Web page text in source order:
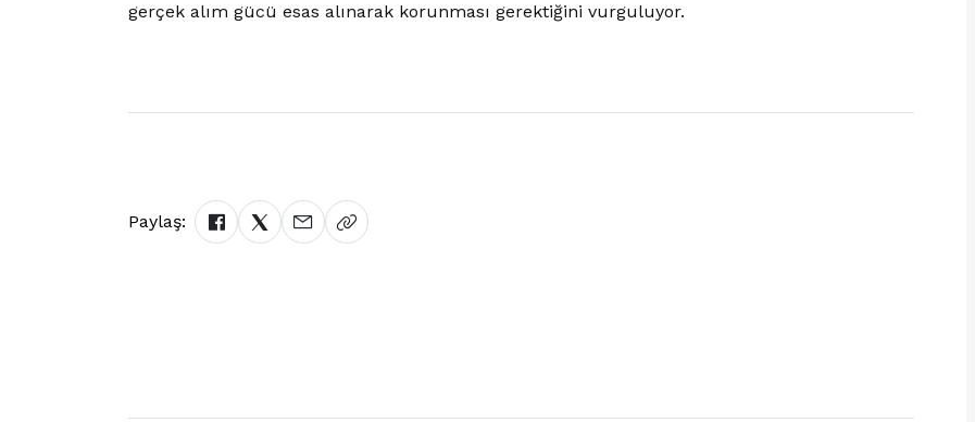
gerçek alım gücü esas alınarak korunması gerektiğini vurguluyor.
Paylaş: